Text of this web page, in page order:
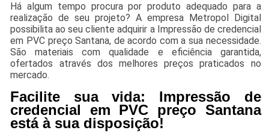
Há algum tempo procura por produto adequado para a
realização de seu projeto? A empresa Metropol Digital
possibilita ao seu cliente adquirir a Impressão de credencial
em PVC preço Santana, de acordo com a sua necessidade.
São materiais com qualidade e eficiência garantida,
ofertados através dos melhores preços praticados no
mercado.
Facilite sua vida: Impressão de
credencial em PVC preço Santana
está à sua disposição!